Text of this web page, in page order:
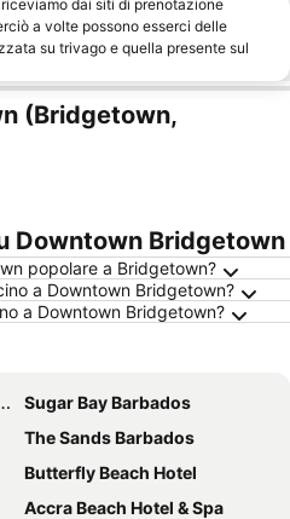
dai siti di prenotazione
a volte possono esserci delle
su trivago e quella presente sul
(Bridgetown,
Downtown Bridgetown
popolare a Bridgetown?
a Downtown Bridgetown?
a Downtown Bridgetown?
Sugar Bay Barbados
The Sands Barbados
Butterfly Beach Hotel
Accra Beach Hotel & Spa